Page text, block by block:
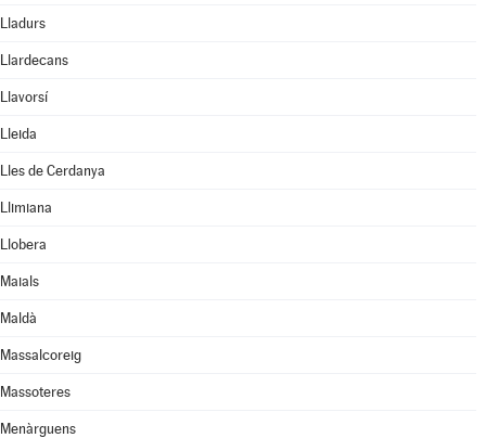
Lladurs
Llardecans
Llavorsí
Lleida
Lles de Cerdanya
Llimiana
Llobera
Maials
Maldà
Massalcoreig
Massoteres
Menàrguens